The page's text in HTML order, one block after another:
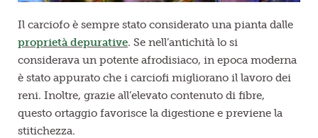
Il carciofo è sempre stato considerato una pianta dalle
proprietà depurative. Se nell’antichità lo si
considerava un potente afrodisiaco, in epoca moderna
è stato appurato che i carciofi migliorano il lavoro dei
reni. Inoltre, grazie all’elevato contenuto di fibre,
questo ortaggio favorisce la digestione e previene la
stitichezza.